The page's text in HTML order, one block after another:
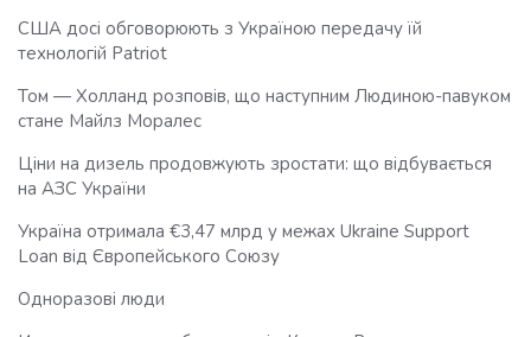
США досі обговорюють з Україною передачу їй
технологій Patriot
Том — Холланд розповів, що наступним Людиною-павуком
стане Майлз Моралес
Ціни на дизель продовжують зростати: що відбувається
на АЗС України
Україна отримала €3,47 млрд у межах Ukraine Support
Loan від Європейського Союзу
Одноразові люди